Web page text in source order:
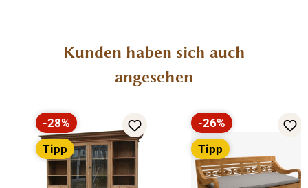
Produktgalerie überspringen
Kunden haben sich auch
angesehen
Rabatt
-28%
Tipp
Rabatt
-26%
Tipp